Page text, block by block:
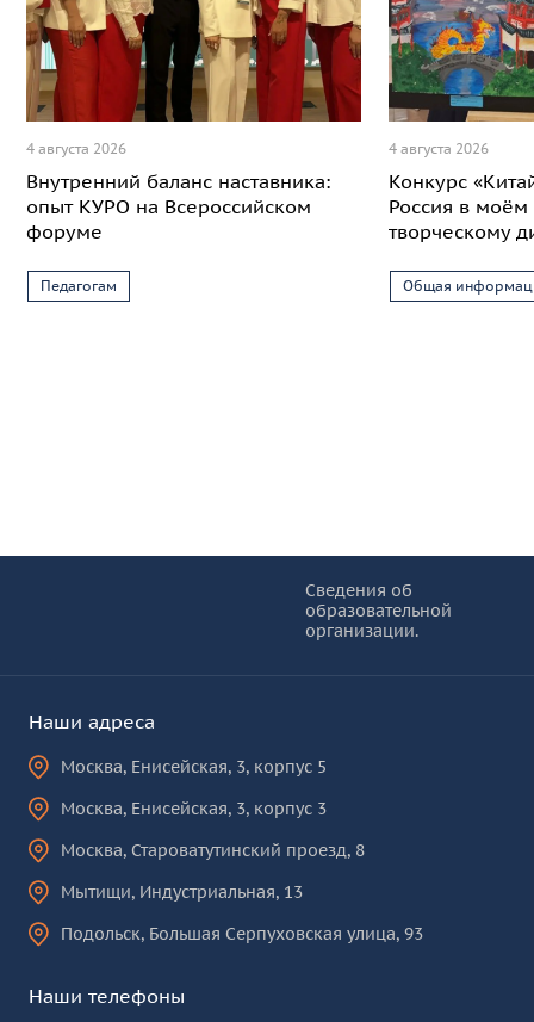
4 августа 2026
Внутренний баланс наставника:
опыт КУРО на Всероссийском
форуме
Педагогам
4 августа 2026
Конкурс
Россия в моём
творческому
Общая
Сведения об
образовательной
организации.
Наши адреса
Москва, Енисейская, 3, корпус 5
Москва, Енисейская, 3, корпус 3
Москва, Староватутинский проезд, 8
Мытищи, Индустриальная, 13
Подольск, Большая Серпуховская улица, 93
Наши телефоны